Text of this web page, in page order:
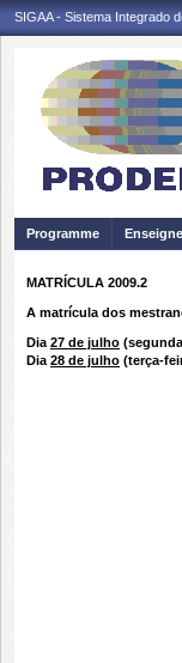
SIGAA - Sistema Integrado
Programme
MATRÍCULA 2009.2
A matrícula dos
Dia 27 de julho
Dia 28 de julho (terça-